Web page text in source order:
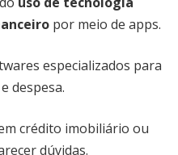
por meio de apps.
especializados para
despesa.
crédito imobiliário ou
dúvidas.